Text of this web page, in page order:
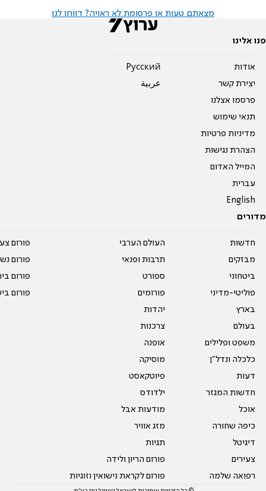
מצאתם טעות או פרסומת לא ראויה? דווחו לנו
פנו אלינו
אודות
יצירת קשר
פרסמו אצלנו
תנאי שימוש
מדיניות פרטיות
הצהרת נגישות
המייל האדום
עברית
English
Pусский
عربية
מדורים
חדשות
מבזקים
ביטחוני
פוליטי-מדיני
בארץ
בעולם
משפט ופלילים
כלכלה ונדל"ן
דעות
חדשות המגזר
אוכל
כיפה שחורה
דיגיטל
צעירים
רפואה שלמה
העולם הערבי
תרבות ופנאי
ספורט
פורומים
יהדות
צרכנות
אופנה
מוסיקה
פיוטקאסט
ילדודס
מודעות אבל
מזג אוויר
תגיות
פורום הריון ולידה
פורום לקראת נישואין וזוגיות
פורום
פורום
פורום
פורום